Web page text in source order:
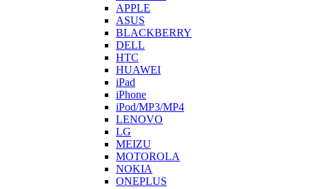
APPLE
ASUS
BLACKBERRY
DELL
HTC
HUAWEI
iPad
iPhone
iPod/MP3/MP4
LENOVO
LG
MEIZU
MOTOROLA
NOKIA
ONEPLUS